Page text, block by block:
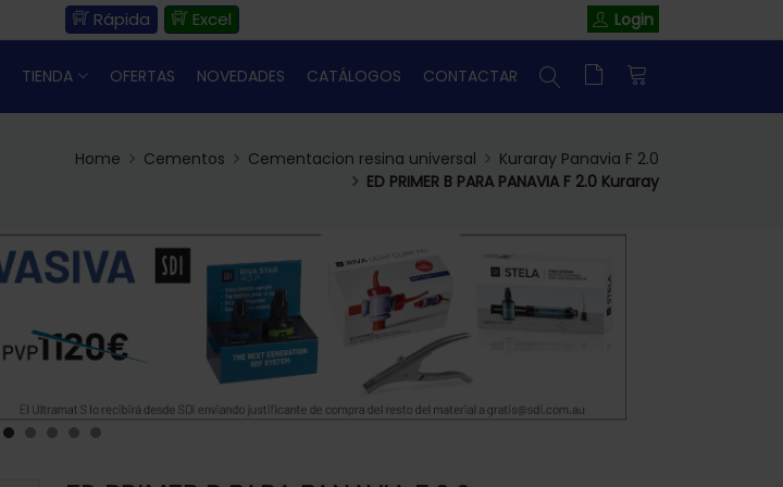
Rápida Excel Login
TIENDA OFERTAS NOVEDADES CATÁLOGOS CONTACTAR
Home Cementos Cementacion resina universal
Kuraray Panavia F 2.0
ED PRIMER B PARA PANAVIA F 2.0 Kuraray